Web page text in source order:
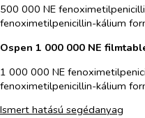
500 000 NE
fenoximetilpenicillin-kálium
Ospen 1 000 000 NE
1 000 000 NE
fenoximetilpenicillin-kálium
Ismert hatású segédanyag